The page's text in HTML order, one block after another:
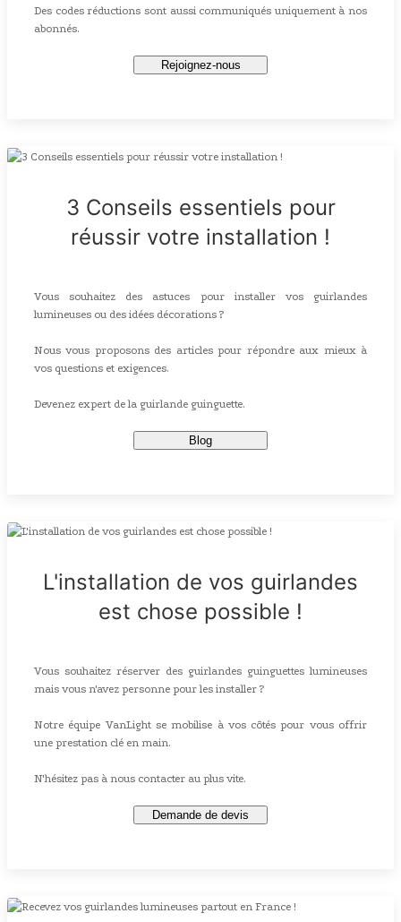
Des codes réductions sont aussi communiqués uniquement à nos
abonnés.
Rejoignez-nous
3 Conseils essentiels pour
réussir votre installation !
Vous souhaitez des astuces pour installer vos guirlandes
lumineuses ou des idées décorations ?
Nous vous proposons des articles pour répondre aux mieux à
vos questions et exigences.
Devenez expert de la guirlande guinguette.
Blog
L'installation de vos guirlandes
est chose possible !
Vous souhaitez réserver des guirlandes guinguettes lumineuses
mais vous n'avez personne pour les installer ?
Notre équipe VanLight se mobilise à vos côtés pour vous offrir
une prestation clé en main.
N'hésitez pas à nous contacter au plus vite.
Demande de devis